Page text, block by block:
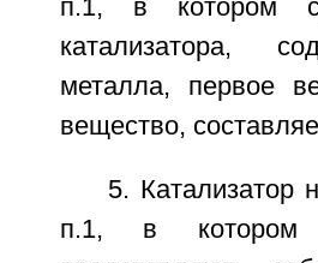
п.1, в котором
катализатора,
металла, первое
вещество,
5. Катализатор
п.1, в котором